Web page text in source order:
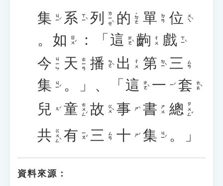
集 ㄐㄧˊ 系 ㄒㄧˋ 列 ㄌㄧㄝˋ 的 ˙ㄉㄜ 單 ㄉㄢ 位 ㄨㄟˋ
。 如 ㄖㄨˊ ：「 這 ㄓㄜˋ 齣 ㄔㄨ 戲 ㄒㄧˋ
今 ㄐㄧㄣ 天 ㄊㄧㄢ 播 ㄅㄛˋ 出 ㄔㄨ 第 ㄉㄧˋ 三 ㄙㄢ
集 ㄐㄧˊ 。」、「 這 ㄓㄜˋ 一 ㄧˊ 套 ㄊㄠˋ
兒 ㄦˊ 童 ㄊㄨㄥˊ 故 ㄍㄨˋ 事 ㄕˋ 書 ㄕㄨ 總 ㄗㄨㄥˇ
共 ㄍㄨㄥˋ 有 ㄧㄡˇ 三 ㄙㄢ 十 ㄕˊ 集 ㄐㄧˊ 。」
資料來源：